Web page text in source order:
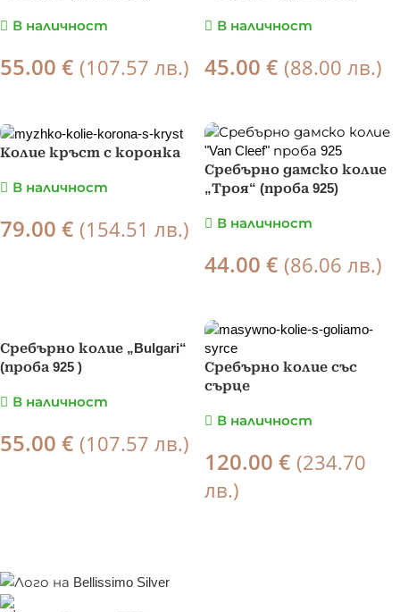
В наличност
55.00 € (107.57 лв.)
В наличност
45.00 € (88.00 лв.)
Колие кръст с коронка
В наличност
79.00 € (154.51 лв.)
Сребърно дамско колие
„Троя“ (проба 925)
В наличност
44.00 € (86.06 лв.)
Сребърно колие „Bulgari“
(проба 925 )
В наличност
55.00 € (107.57 лв.)
Сребърно колие със
сърце
В наличност
120.00 € (234.70
лв.)